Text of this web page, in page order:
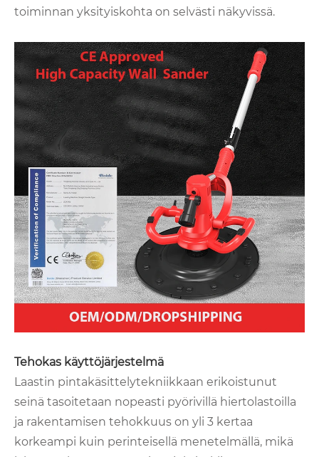
toiminnan yksityiskohta on selvästi näkyvissä.
Tehokas käyttöjärjestelmä
Laastin pintakäsittelytekniikkaan erikoistunut
seinä tasoitetaan nopeasti pyörivillä hiertolastoilla
ja rakentamisen tehokkuus on yli 3 kertaa
korkeampi kuin perinteisellä menetelmällä, mikä